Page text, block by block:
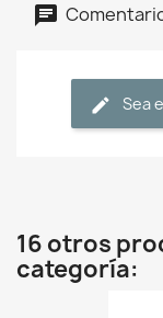
Sea
16 otros
categoría: